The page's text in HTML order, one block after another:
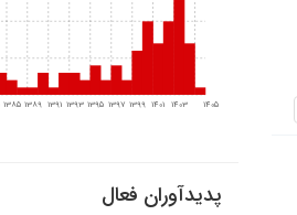
1385 1389 1391 1393 1395 1397 1399 1401 1403 1405
پدیدآوران فعال